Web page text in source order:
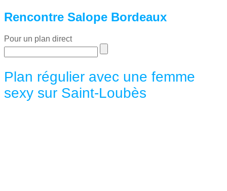
Rencontre Salope Bordeaux
Pour un plan direct
Plan régulier avec une femme
sexy sur Saint-Loubès